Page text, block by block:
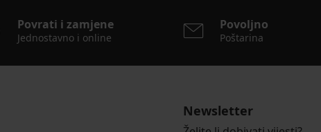
Povrati i zamjene
Jednostavno i online
Povoljno
Poštarina
Newsletter